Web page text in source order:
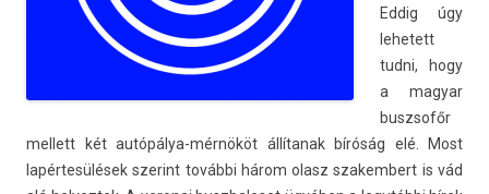
Eddig úgy
lehetett
tudni, hogy
a magyar
buszsofőr
mel­lett két autópálya-mérnököt állítanak bíróság elé. Most
lapértesülések szerint további három olasz szakem­bert is vád